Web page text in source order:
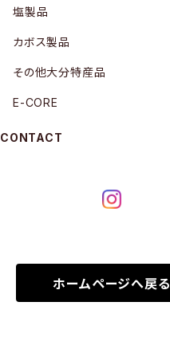
塩製品
カボス製品
その他大分特産品
E-CORE
CONTACT
ホームページへ戻る